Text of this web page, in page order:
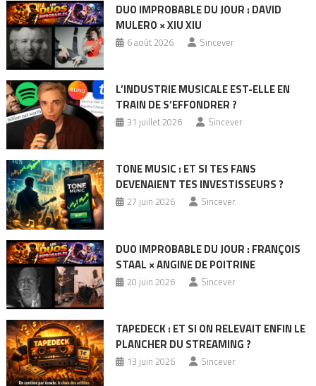
DUO IMPROBABLE DU JOUR : DAVID
MULERO × XIU XIU
6 août 2026 Sincever
L’INDUSTRIE MUSICALE EST-ELLE EN
TRAIN DE S’EFFONDRER ?
31 juillet 2026 Sincever
TONE MUSIC : ET SI TES FANS
DEVENAIENT TES INVESTISSEURS ?
27 juin 2026 Sincever
DUO IMPROBABLE DU JOUR : FRANÇOIS
STAAL × ANGINE DE POITRINE
20 juin 2026 Sincever
TAPEDECK : ET SI ON RELEVAIT ENFIN LE
PLANCHER DU STREAMING ?
13 juin 2026 Sincever